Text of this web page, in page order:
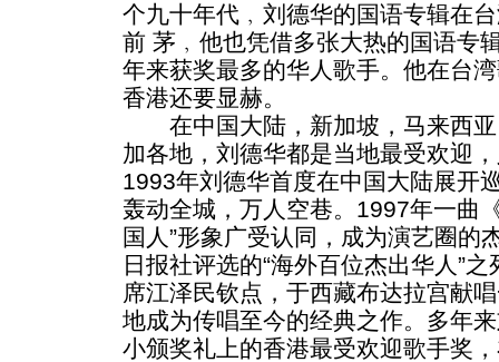
个九十年代﹐刘德华的国语专辑在
前 茅﹐他也凭借多张大热的国语专
年来获奖最多的华人歌手。他在台
香港还要显赫。
在中国大陆，新加坡，马来西亚
加各地，刘德华都是当地最受欢迎
1993年刘德华首度在中国大陆展开
轰动全城，万人空巷。1997年一曲
国人”形象广受认同，成为演艺圈的
日报社评选的“海外百位杰出华人”
席江泽民钦点，于西藏布达拉宫献
地成为传唱至今的经典之作。多年
小颁奖礼上的香港最受欢迎歌手奖